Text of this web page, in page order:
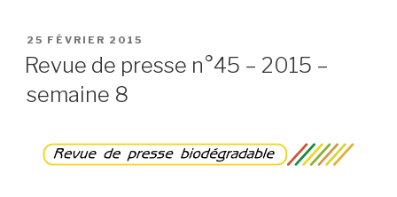
n°46
semaine
9 »
PUBLIÉ
LE
25 FÉVRIER 2015
Revue de presse n°45 – 2015 –
semaine 8